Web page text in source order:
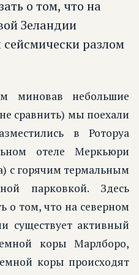
о том, что на
Зеландии
разлом
миновав небольшие
сравнить) мы поехали
в Роторуа
отеле Меркьюри
с горячим термальным
парковкой. Здесь
о том, что на северном
существует активный
коры Марлборо,
коры происходят